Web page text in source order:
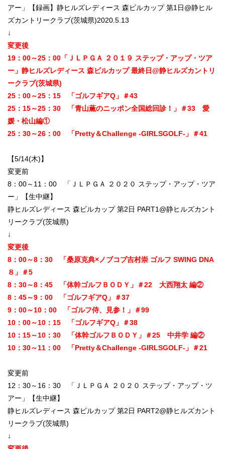
アー」【録画】静ヒルズレディース 森ビルカップ 第1日@静ヒル
ズカントリークラブ(茨城県)2020.5.13
↓
変更後
19：00～25：00「ＪＬＰＧＡ ２０１９ ステップ・アップ・ツア
ー」静ヒルズレディース 森ビルカップ 最終日@静ヒルズカントリ
ークラブ(茨城県)
25：00～25：15 「ゴルフギアQ」＃43
25：15～25：30 「青山薫のニッポン全国総回診！」＃33 愛
媛・松山編①
25：30～26：00 「Pretty＆Challenge -GIRLSGOLF-」＃41
【5/14(木)】
変更前
8：00～11：00 「ＪＬＰＧＡ ２０２０ ステップ・アップ・ツア
ー」【生中継】
静ヒルズレディース 森ビルカップ 第2日 PART1@静ヒルズカント
リークラブ(茨城県)
↓
変更後
8：00～8：30 「桑原克典×ノブコブ吉村崇 ゴルフ SWING DNA
８」＃5
8：30～8：45 「体幹ゴルフＢＯＤＹ」＃22 大西翔太 編②
8：45～9：00 「ゴルフギアQ」＃37
9：00～10：00 「ゴルフ侍、見参！」＃99
10：00～10：15 「ゴルフギアQ」＃38
10：15～10：30 「体幹ゴルフＢＯＤＹ」＃25 中井学 編②
10：30～11：00 「Pretty＆Challenge -GIRLSGOLF-」＃21
変更前
12：30～16：30 「ＪＬＰＧＡ ２０２０ ステップ・アップ・ツ
アー」【生中継】
静ヒルズレディース 森ビルカップ 第2日 PART2@静ヒルズカント
リークラブ(茨城県)
↓